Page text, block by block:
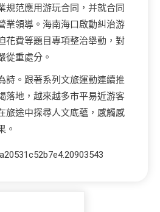
規范應用游玩合同，并就合同
業領導。海南海口啟動糾治游
花費等題目專項整治舉動，對
從重處分。
詩。跟著系列文旅運動連續推
落地，越來越多市平易近游客
旅途中探尋人文底蘊，感觸感
。